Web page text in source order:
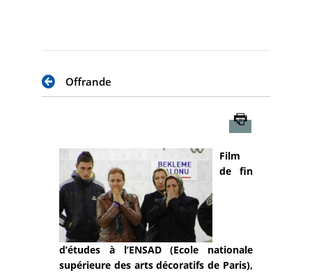
Offrande
Film
de fin
d’études à l’ENSAD (Ecole nationale
supérieure des arts décoratifs de Paris),